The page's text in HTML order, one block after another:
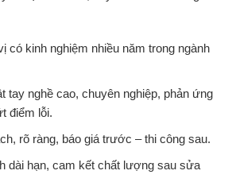
có kinh nghiệm nhiều năm trong ngành
tay nghề cao, chuyên nghiệp, phản ứng
điểm lỗi.
rõ ràng, báo giá trước – thi công sau.
dài hạn, cam kết chất lượng sau sửa